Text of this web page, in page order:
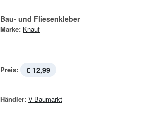
Bau- und Fliesenkleber
Marke: Knauf
Preis: € 12,99
Händler: V-Baumarkt